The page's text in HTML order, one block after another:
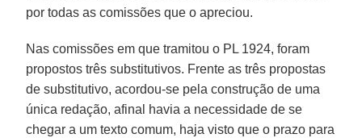
por todas as comissões que o apreciou.
Nas comissões em que tramitou o PL 1924, foram
propostos três substitutivos. Frente as três propostas
de substitutivo, acordou-se pela construção de uma
única redação, afinal havia a necessidade de se
chegar a um texto comum, haja visto que o prazo para